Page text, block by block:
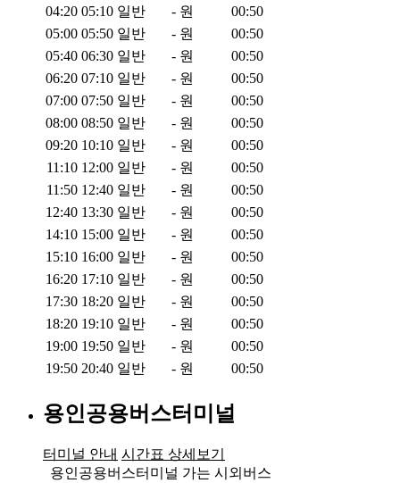
04:20 05:10 일반 - 원
00:50
05:00 05:50 일반 - 원
00:50
05:40 06:30 일반 - 원
00:50
06:20 07:10 일반 - 원
00:50
07:00 07:50 일반 - 원
00:50
08:00 08:50 일반 - 원
00:50
09:20 10:10 일반 - 원
00:50
11:10 12:00 일반 - 원
00:50
11:50 12:40 일반 - 원
00:50
12:40 13:30 일반 - 원
00:50
14:10 15:00 일반 - 원
00:50
15:10 16:00 일반 - 원
00:50
16:20 17:10 일반 - 원
00:50
17:30 18:20 일반 - 원
00:50
18:20 19:10 일반 - 원
00:50
19:00 19:50 일반 - 원
00:50
19:50 20:40 일반 - 원 00:50
용인공용버스터미널
터미널 안내 시간표 상세보기
용인공용버스터미널 가는 시외버스